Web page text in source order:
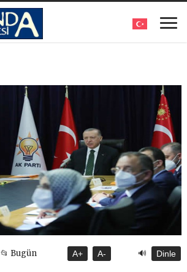
📂 Bugün A+ A- 🔊 Dinle